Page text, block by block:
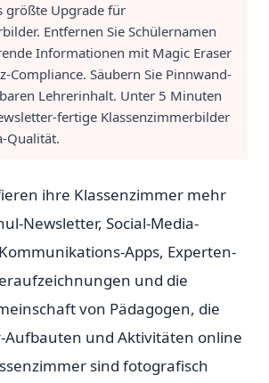
größte Upgrade für
Entfernen Sie Schülernamen
Informationen mit Magic Eraser
Compliance. Säubern Sie Pinnwand-
Lehrerinhalt. Unter 5 Minuten
fertige Klassenzimmerbilder
Qualität.
ihre Klassenzimmer mehr
Newsletter, Social-Media-
Apps, Experten-
und die
von Pädagogen, die
Aufbauten und Aktivitäten online
sind fotografisch